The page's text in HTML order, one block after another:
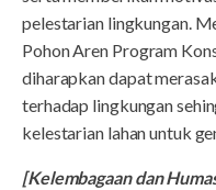
pelestarian lingkungan.
Pohon Aren Program
diharapkan dapat
terhadap lingkungan
kelestarian lahan untuk
[Kelembagaan dan